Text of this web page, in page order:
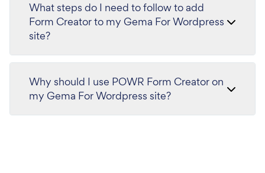
What steps do I need to follow to add
Form Creator to my Gema For Wordpress
site?
Why should I use POWR Form Creator on
my Gema For Wordpress site?